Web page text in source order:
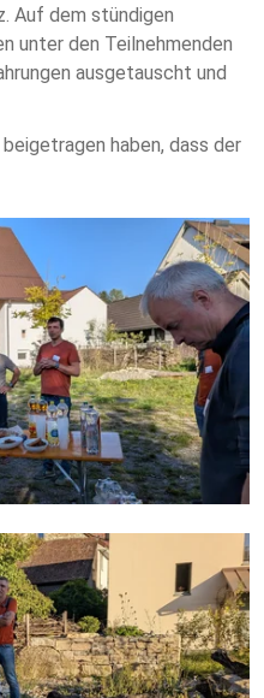
Auf dem stündigen
unter den Teilnehmenden
ausgetauscht und
haben, dass der